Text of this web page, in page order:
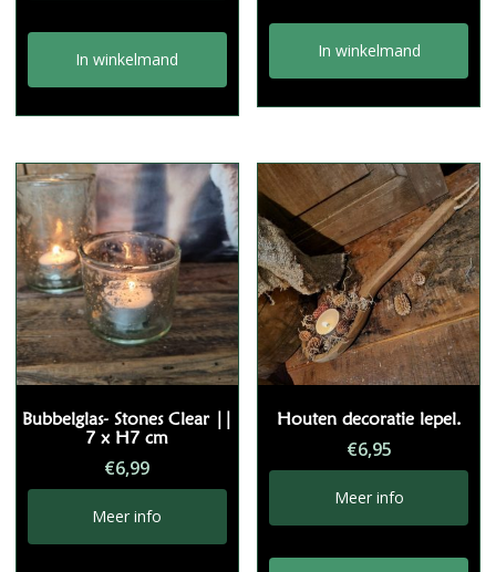
In winkelmand In winkelmand
Bubbelglas- Stones Clear ||
7 x H7 cm
€6,99
Meer info
Houten decoratie lepel.
€6,95
Meer info